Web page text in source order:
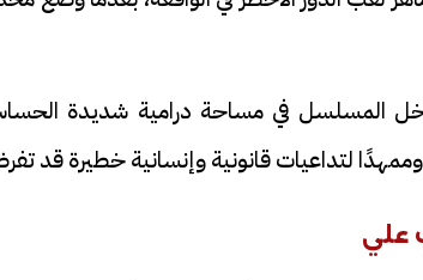
المسلسل في مساحة درامية شديدة
وممهدًا لتداعيات قانونية وإنسانية خطيرة قد
علي